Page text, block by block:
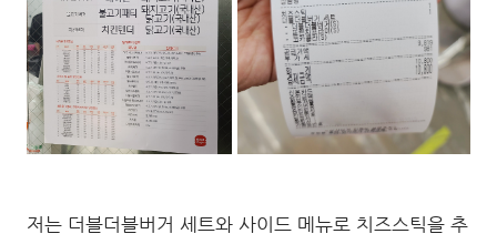
저는 더블더블버거 세트와 사이드 메뉴로 치즈스틱을 추